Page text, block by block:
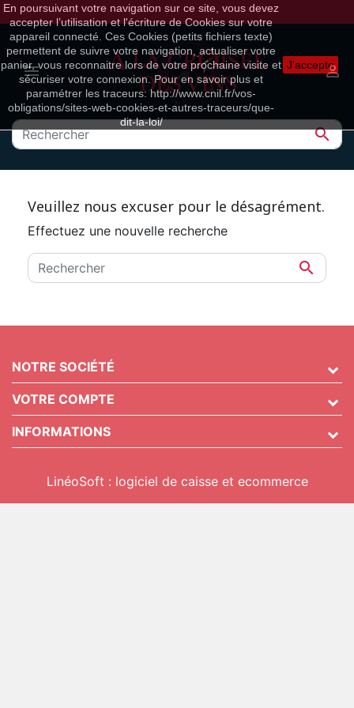



Veuillez nous excuser pour le désagrément.
Effectuez une nouvelle recherche

NOTRE SOCIÉTÉ
VOTRE COMPTE
INFORMATIONS
En poursuivant votre navigation sur ce site, vous devez
accepter l’utilisation et l'écriture de Cookies sur votre
appareil connecté. Ces Cookies (petits fichiers texte)
permettent de suivre votre navigation, actualiser votre
panier, vous reconnaitre lors de votre prochaine visite et
sécuriser votre connexion. Pour en savoir plus et
paramétrer les traceurs: http://www.cnil.fr/vos-
obligations/sites-web-cookies-et-autres-traceurs/que-
dit-la-loi/
J'accepte
LinéoSoft : logiciel de caisse et ecommerce